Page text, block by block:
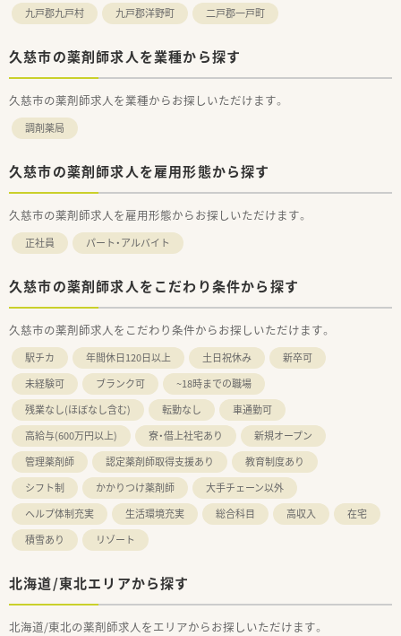
九戸郡九戸村
九戸郡洋野町 二戸郡一戸町
久慈市の薬剤師求人を業種から探す
久慈市の薬剤師求人を業種からお探しいただけます。
調剤薬局
久慈市の薬剤師求人を雇用形態から探す
久慈市の薬剤師求人を雇用形態からお探しいただけます。
正社員 パート・アルバイト
久慈市の薬剤師求人をこだわり条件から探す
久慈市の薬剤師求人をこだわり条件からお探しいただけます。
駅チカ 年間休日120日以上 土日祝休み
新卒可
未経験可
ブランク可
~18時までの職場
残業なし(ほぼなし含む)
転勤なし
車通勤可
高給与(600万円以上)
寮・借上社宅あり
新規オープン
管理薬剤師
認定薬剤師取得支援あり
教育制度あり
シフト制
かかりつけ薬剤師
大手チェーン以外
ヘルプ体制充実
生活環境充実 総合科目 高収入
在宅
積雪あり
リゾート
北海道/東北エリアから探す
北海道/東北の薬剤師求人をエリアからお探しいただけます。